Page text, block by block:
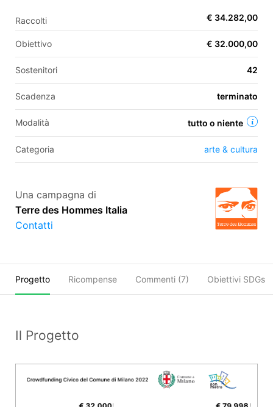
IT
FR
ES
Raccolti € 34.282,00
Obiettivo € 32.000,00
Sostenitori 42
Scadenza terminato
Modalità tutto o niente
Categoria arte & cultura
Una campagna di
Terre des Hommes Italia
Contatti
Progetto Ricompense Commenti (7) Obiettivi SDGs
Il Progetto